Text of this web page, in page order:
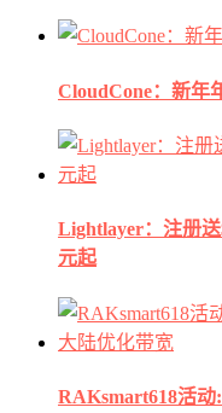
CloudCone：新年
Lightlayer：注册
元起
RAKsmart618活动